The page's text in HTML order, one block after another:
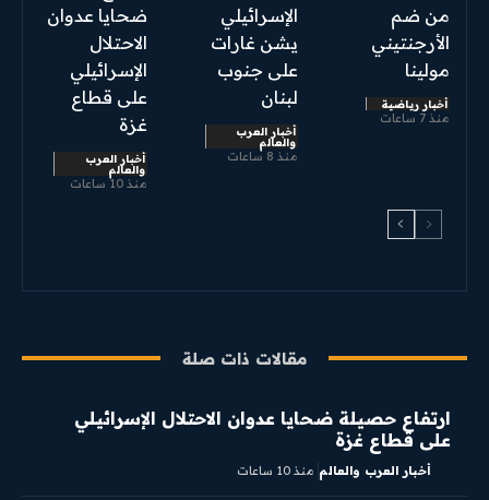
من ضم
الأرجنتيني
مولينا
أخبار رياضية
منذ 7 ساعات
الإسرائيلي
يشن غارات
على جنوب
لبنان
أخبار العرب
والعالم
منذ 8 ساعات
ضحايا عدوان
الاحتلال
الإسرائيلي
على قطاع
غزة
أخبار العرب
والعالم
منذ 10 ساعات
مقالات ذات صلة
ارتفاع حصيلة ضحايا عدوان الاحتلال الإسرائيلي
على قطاع غزة
أخبار العرب والعالم منذ 10 ساعات